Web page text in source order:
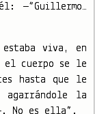
—“Guillermo…
estaba viva, en
el cuerpo se le
hasta que le
agarrándole la
No es ella”.